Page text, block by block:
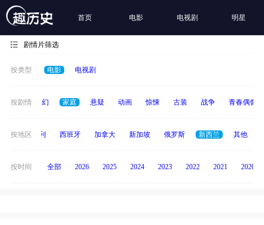
首页 电影 电视剧 明星
剧情片筛选
按类型 电影 电视剧
按剧情
经典 科幻 家庭 悬疑 动画 惊悚 古装 战争 青春偶像
按地区
度 意大利 西班牙 加拿大 新加坡 俄罗斯 新西兰 其他
按时间 全部 2026 2025 2024 2023 2022 2021 2020